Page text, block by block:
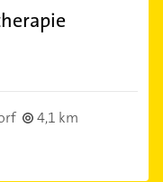
4,1 km